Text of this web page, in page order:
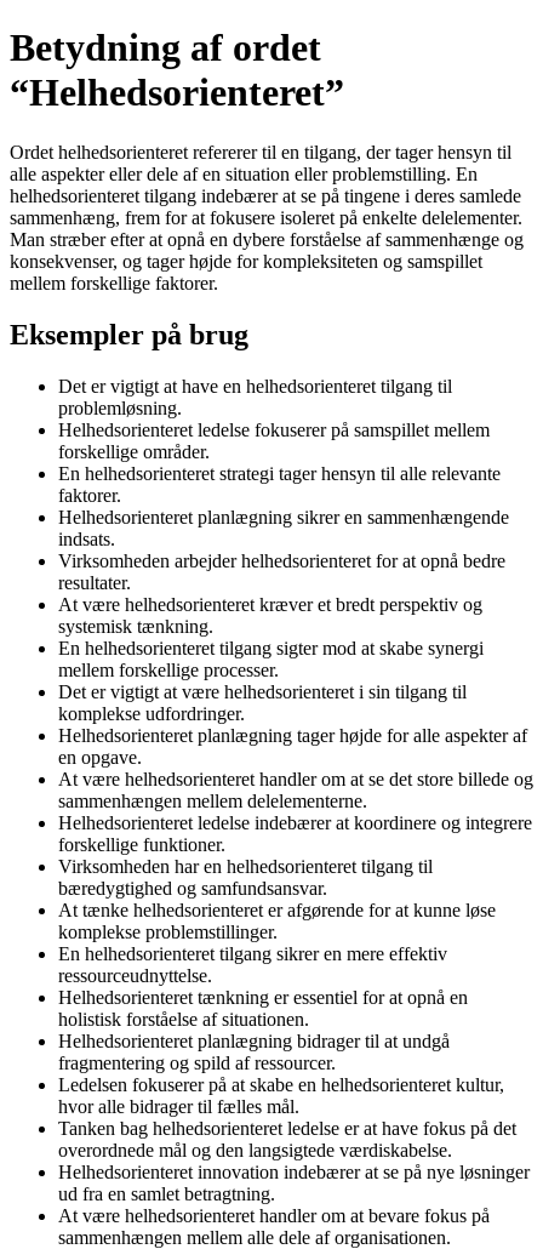
Betydning af ordet
“Helhedsorienteret”
Ordet helhedsorienteret refererer til en tilgang, der tager hensyn til
alle aspekter eller dele af en situation eller problemstilling. En
helhedsorienteret tilgang indebærer at se på tingene i deres samlede
sammenhæng, frem for at fokusere isoleret på enkelte delelementer.
Man stræber efter at opnå en dybere forståelse af sammenhænge og
konsekvenser, og tager højde for kompleksiteten og samspillet
mellem forskellige faktorer.
Eksempler på brug
Det er vigtigt at have en helhedsorienteret tilgang til
problemløsning.
Helhedsorienteret ledelse fokuserer på samspillet mellem
forskellige områder.
En helhedsorienteret strategi tager hensyn til alle relevante
faktorer.
Helhedsorienteret planlægning sikrer en sammenhængende
indsats.
Virksomheden arbejder helhedsorienteret for at opnå bedre
resultater.
At være helhedsorienteret kræver et bredt perspektiv og
systemisk tænkning.
En helhedsorienteret tilgang sigter mod at skabe synergi
mellem forskellige processer.
Det er vigtigt at være helhedsorienteret i sin tilgang til
komplekse udfordringer.
Helhedsorienteret planlægning tager højde for alle aspekter af
en opgave.
At være helhedsorienteret handler om at se det store billede og
sammenhængen mellem delelementerne.
Helhedsorienteret ledelse indebærer at koordinere og integrere
forskellige funktioner.
Virksomheden har en helhedsorienteret tilgang til
bæredygtighed og samfundsansvar.
At tænke helhedsorienteret er afgørende for at kunne løse
komplekse problemstillinger.
En helhedsorienteret tilgang sikrer en mere effektiv
ressourceudnyttelse.
Helhedsorienteret tænkning er essentiel for at opnå en
holistisk forståelse af situationen.
Helhedsorienteret planlægning bidrager til at undgå
fragmentering og spild af ressourcer.
Ledelsen fokuserer på at skabe en helhedsorienteret kultur,
hvor alle bidrager til fælles mål.
Tanken bag helhedsorienteret ledelse er at have fokus på det
overordnede mål og den langsigtede værdiskabelse.
Helhedsorienteret innovation indebærer at se på nye løsninger
ud fra en samlet betragtning.
At være helhedsorienteret handler om at bevare fokus på
sammenhængen mellem alle dele af organisationen.